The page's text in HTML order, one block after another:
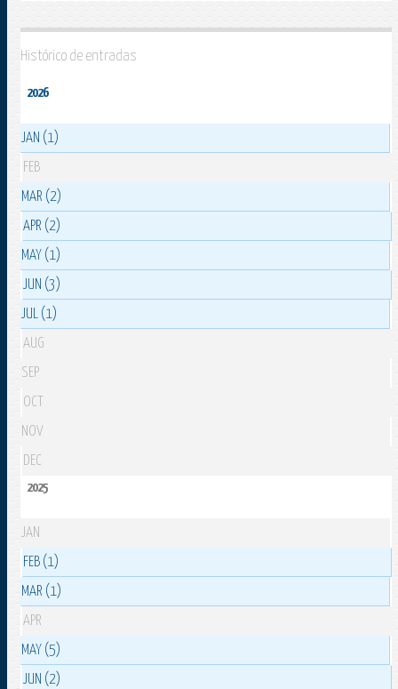
Histórico de entradas
2026
JAN (1)
FEB
MAR (2)
APR (2)
MAY (1)
JUN (3)
JUL (1)
AUG
SEP
OCT
NOV
DEC
2025
JAN
FEB (1)
MAR (1)
APR
MAY (5)
JUN (2)